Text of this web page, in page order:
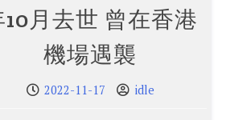
10月去世 曾在香港
機場遇襲
2022-11-17 idle